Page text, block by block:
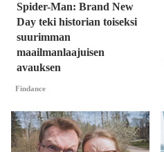
Spider-Man: Brand New
Day teki historian toiseksi
suurimman
maailmanlaajuisen
avauksen
Findance